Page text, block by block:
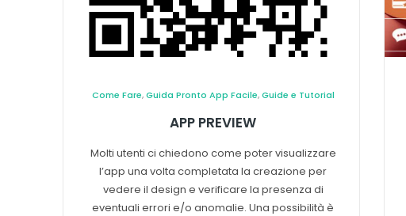
Come Fare,Guida Pronto App Facile,Guide e Tutorial
APP PREVIEW
Molti utenti ci chiedono come poter visualizzare
l’app una volta completata la creazione per
vedere il design e verificare la presenza di
eventuali errori e/o anomalie. Una possibilità è